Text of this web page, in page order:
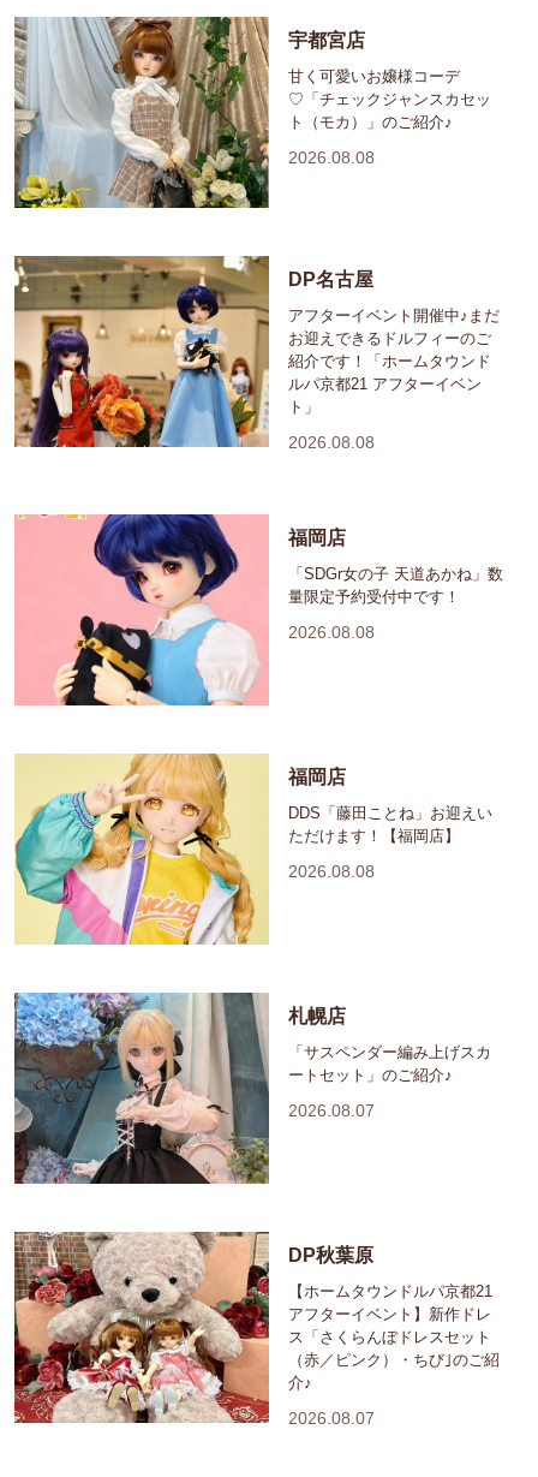
宇都宮店
甘く可愛いお嬢様コーデ
♡「チェックジャンスカセッ
ト（モカ）」のご紹介♪
2026.08.08
DP名古屋
アフターイベント開催中♪まだ
お迎えできるドルフィーのご
紹介です！「ホームタウンド
ルパ京都21 アフターイベン
ト」
2026.08.08
福岡店
「SDGr女の子 天道あかね」数
量限定予約受付中です！
2026.08.08
福岡店
DDS「藤田ことね」お迎えい
ただけます！【福岡店】
2026.08.08
札幌店
「サスペンダー編み上げスカ
ートセット」のご紹介♪
2026.08.07
DP秋葉原
【ホームタウンドルパ京都21
アフターイベント】新作ドレ
ス「さくらんぼドレスセット
（赤／ピンク）・ちび｣のご紹
介♪
2026.08.07